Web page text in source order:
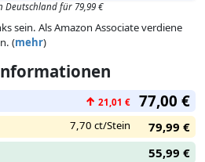
sich LEGO Steine, die
Drück auf den Knopf, um
des Glücksgotts)
Festtagsszene im Modell des
kann mit der anderen separat
darunter auch ein Glücksgott,
Deutschland für 79,99 €
sein. Als Amazon Associate verdiene
(mehr)
↑ 21,01 € 77,00 €
7,70 ct/Stein
79,99 €
55,99 €